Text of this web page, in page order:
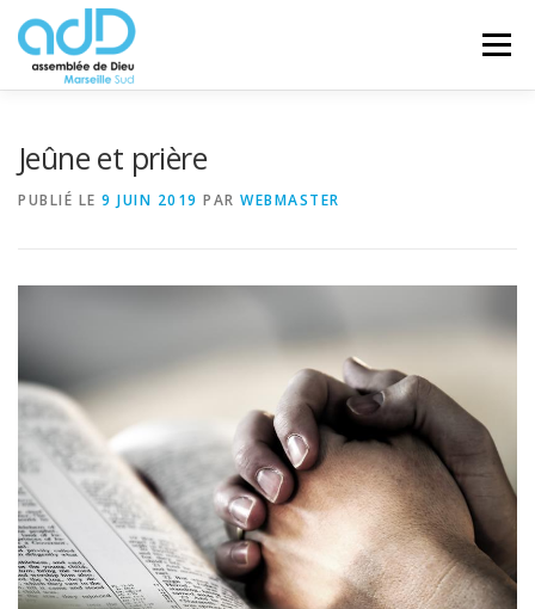
contenu
Menu
Jeûne et prière
PUBLIÉ LE 9 JUIN 2019 PAR WEBMASTER